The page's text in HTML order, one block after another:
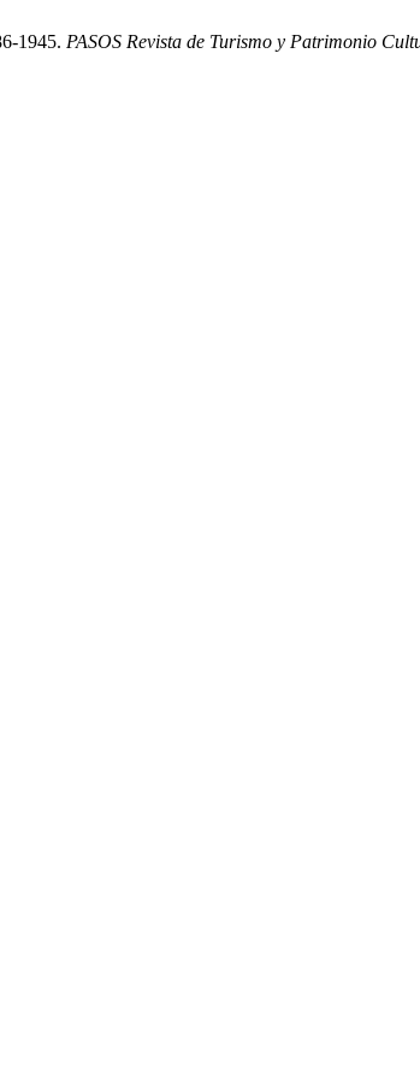
1945. PASOS Revista de Turismo y Patrimonio